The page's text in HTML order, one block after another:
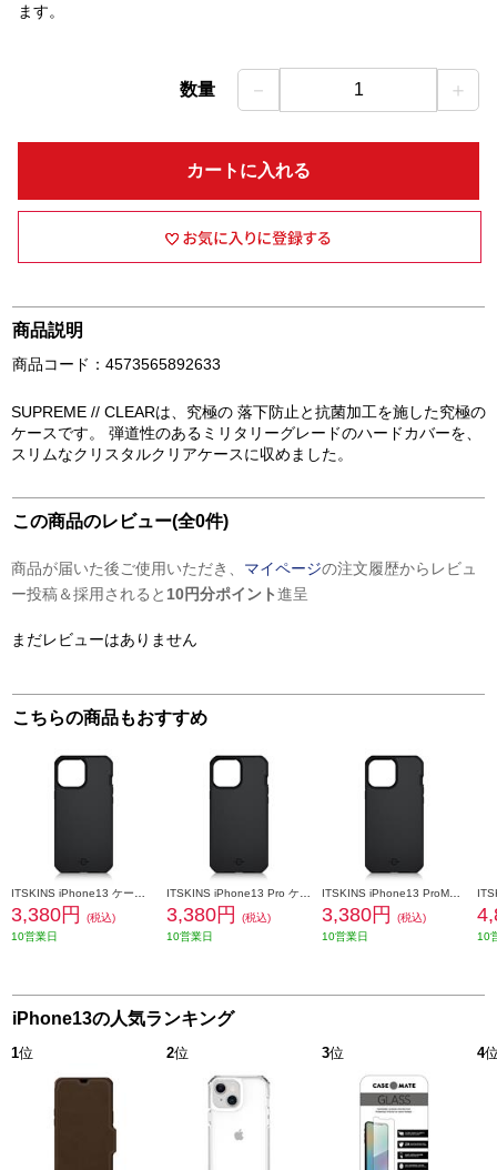
ます。
数量 － 1 ＋
カートに入れる
商品説明
商品コード：4573565892633
SUPREME // CLEARは、究極の 落下防止と抗菌加工を施した究極の
ケースです。 弾道性のあるミリタリーグレードのハードカバーを、
スリムなクリスタルクリアケースに収めました。
この商品のレビュー(全0件)
商品が届いた後ご使用いただき、 マイページの注文履歴からレビュ
ー投稿＆採用されると 10円分ポイント進呈
まだレビューはありません
こちらの商品もおすすめ
3,380円
(税込)
10営業日
3,380円
(税込)
10営業日
3,380円
(税込)
10営業日
10
iPhone13の人気ランキング
1位 2位 3位 4